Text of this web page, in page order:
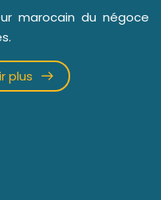
marocain du négoce
plus